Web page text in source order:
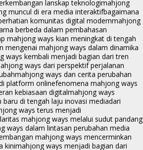
lanskap teknologimahjong
muncul di era media interaktifbagaimana
komunitas digital modernmahjong
berbeda dalam pembahasan
mahjong ways kian meningkat di tengah
mengenai mahjong ways dalam dinamika
ways kembali menjadi bagian dari tren
ways dari perspektif perjalanan
mahjong ways dan cerita perubahan
platform onlinefenomena mahjong ways
kebiasaan digitalmahjong ways
di tengah laju inovasi mediadari
ways terus menjadi
mahjong ways melalui sudut pandang
ways dalam lintasan perubahan media
mahjong ways mencerminkan
kinimahjong ways menjadi bagian dari